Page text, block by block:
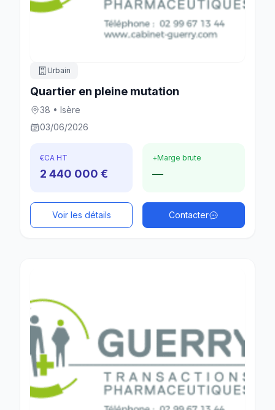
Urbain
Quartier en pleine mutation
38 • Isère
03/06/2026
€CA HT
2 440 000 €
+Marge brute
—
Voir les détails Contacter